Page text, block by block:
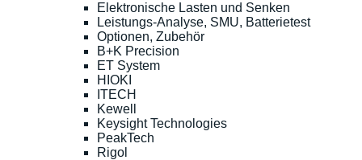
Elektronische Lasten und Senken
Leistungs-Analyse, SMU, Batterietest
Optionen, Zubehör
B+K Precision
ET System
HIOKI
ITECH
Kewell
Keysight Technologies
PeakTech
Rigol